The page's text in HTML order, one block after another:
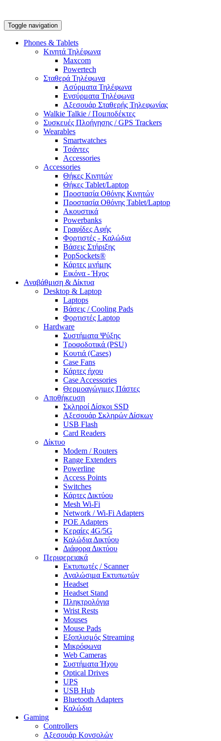
Toggle navigation
Phones & Tablets
Κινητά Τηλέφωνα
Maxcom
Powertech
Σταθερά Τηλέφωνα
Ασύρματα Τηλέφωνα
Ενσύρματα Τηλέφωνα
Αξεσουάρ Σταθερής Τηλεφωνίας
Walkie Talkie / Πομποδέκτες
Συσκευές Πλοήγησης / GPS Trackers
Wearables
Smartwatches
Τσάντες
Accessories
Accessories
Θήκες Κινητών
Θήκες Tablet/Laptop
Προστασία Οθόνης Κινητών
Προστασία Οθόνης Tablet/Laptop
Ακουστικά
Powerbanks
Γραφίδες Αφής
Φορτιστές - Καλώδια
Βάσεις Στήριξης
PopSockets®
Κάρτες μνήμης
Εικόνα - Ήχος
Αναβάθμιση & Δίκτυα
Desktop & Laptop
Laptops
Βάσεις / Cooling Pads
Φορτιστές Laptop
Hardware
Συστήματα Ψύξης
Τροφοδοτικά (PSU)
Κουτιά (Cases)
Case Fans
Κάρτες ήχου
Case Accessories
Θερμοαγώγιμες Πάστες
Αποθήκευση
Σκληροί Δίσκοι SSD
Αξεσουάρ Σκληρών Δίσκων
USB Flash
Card Readers
Δίκτυο
Modem / Routers
Range Extenders
Powerline
Access Points
Switches
Κάρτες Δικτύου
Mesh Wi-Fi
Network / Wi-Fi Adapters
POE Adapters
Κεραίες 4G/5G
Καλώδια Δικτύου
Διάφορα Δικτύου
Περιφερειακά
Εκτυπωτές / Scanner
Αναλώσιμα Εκτυπωτών
Headset
Headset Stand
Πληκτρολόγια
Wrist Rests
Mouses
Mouse Pads
Εξοπλισμός Streaming
Μικρόφωνα
Web Cameras
Συστήματα Ήχου
Optical Drives
UPS
USB Hub
Bluetooth Adapters
Καλώδια
Gaming
Controllers
Αξεσουάρ Κονσολών